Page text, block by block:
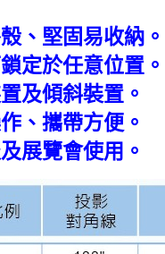
、堅固易收納。
定於任意位置。
及傾斜裝置。
、攜帶方便。
展覽會使用。